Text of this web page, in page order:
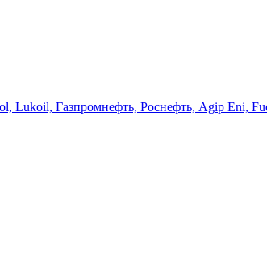
Lukoil, Газпромнефть, Роснефть, Agip Eni,